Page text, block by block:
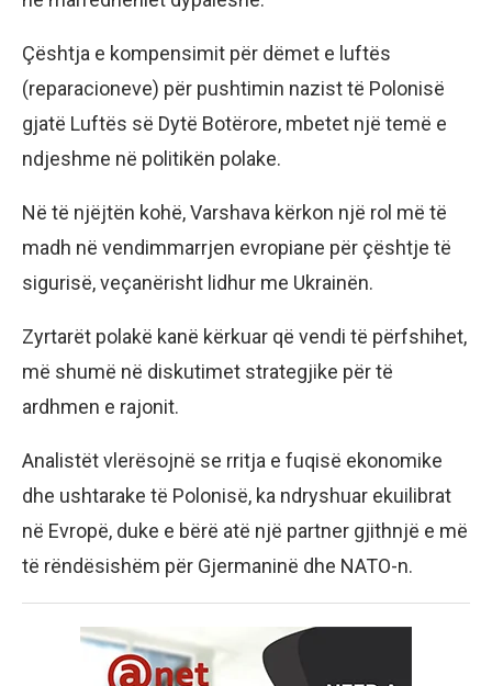
Çështja e kompensimit për dëmet e luftës
(reparacioneve) për pushtimin nazist të Polonisë
gjatë Luftës së Dytë Botërore, mbetet një temë e
ndjeshme në politikën polake.
Në të njëjtën kohë, Varshava kërkon një rol më të
madh në vendimmarrjen evropiane për çështje të
sigurisë, veçanërisht lidhur me Ukrainën.
Zyrtarët polakë kanë kërkuar që vendi të përfshihet,
më shumë në diskutimet strategjike për të
ardhmen e rajonit.
Analistët vlerësojnë se rritja e fuqisë ekonomike
dhe ushtarake të Polonisë, ka ndryshuar ekuilibrat
në Evropë, duke e bërë atë një partner gjithnjë e më
të rëndësishëm për Gjermaninë dhe NATO-n.